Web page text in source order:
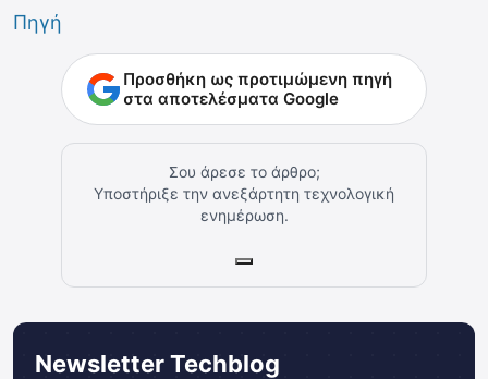
Πηγή
Προσθήκη ως προτιμώμενη πηγή
στα αποτελέσματα Google
Σου άρεσε το άρθρο;
Υποστήριξε την ανεξάρτητη τεχνολογική
ενημέρωση.
Newsletter Techblog